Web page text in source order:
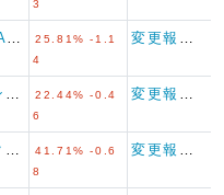
3
25.81% -1.1
4
22.44% -0.4
6
41.71% -0.6
8